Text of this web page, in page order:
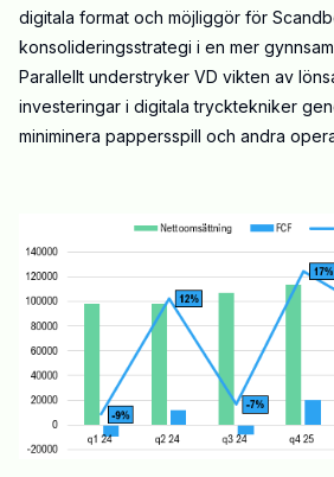
digitala format och möjliggör för
konsolideringsstrategi i en mer
Parallellt understryker VD vikten av
investeringar i digitala trycktekniker
miniminera pappersspill och andra